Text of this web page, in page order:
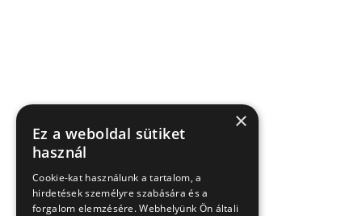
×
Ez a weboldal sütiket
használ
Cookie-kat használunk a tartalom, a
hirdetések személyre szabására és a
forgalom elemzésére. Webhelyünk Ön általi